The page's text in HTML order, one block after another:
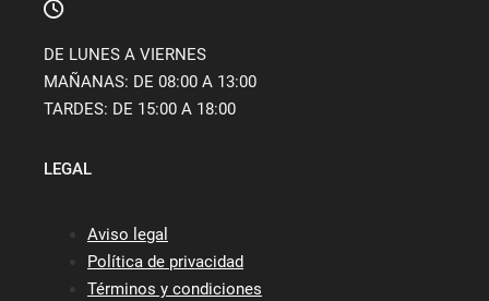
DE LUNES A VIERNES
MAÑANAS: DE 08:00 A 13:00
TARDES: DE 15:00 A 18:00
LEGAL
Aviso legal
Política de privacidad
Términos y condiciones